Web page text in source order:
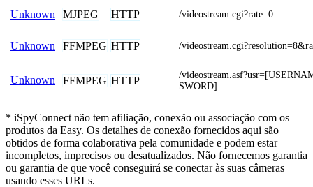
Unknown MJPEG HTTP /videostream.cgi?rate=0
Unknown FFMPEG HTTP /
Unknown FFMPEG HTTP
/
SWORD]
* iSpyConnect não tem afiliação, conexão ou associação com os
produtos da Easy. Os detalhes de conexão fornecidos aqui são
obtidos de forma colaborativa pela comunidade e podem estar
incompletos, imprecisos ou desatualizados. Não fornecemos garantia
ou garantia de que você conseguirá se conectar às suas câmeras
usando esses URLs.